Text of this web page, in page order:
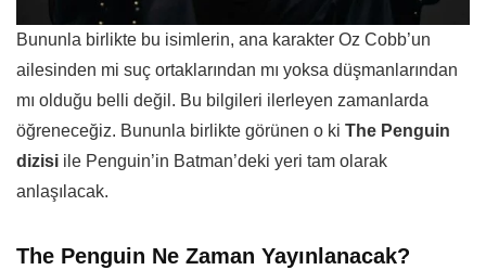
Bununla birlikte bu isimlerin, ana karakter Oz Cobb’un
ailesinden mi suç ortaklarından mı yoksa düşmanlarından
mı olduğu belli değil. Bu bilgileri ilerleyen zamanlarda
öğreneceğiz. Bununla birlikte görünen o ki The Penguin
dizisi ile Penguin’in Batman’deki yeri tam olarak
anlaşılacak.
The Penguin Ne Zaman Yayınlanacak?